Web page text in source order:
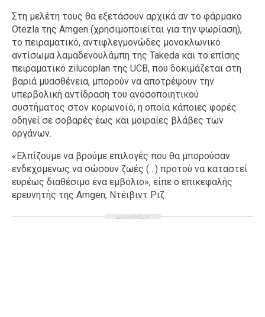
Στη μελέτη τους θα εξετάσουν αρχικά αν το φάρμακο
Otezla της Amgen (χρησιμοποιείται για την ψωρίαση),
το πειραματικό, αντιφλεγμονώδες μονοκλωνικό
αντίσωμα λαμαδενουλάμπη της Takeda και το επίσης
πειραματικό zilucoplan της UCB, που δοκιμάζεται στη
βαριά μυασθένεια, μπορούν να αποτρέψουν την
υπερβολική αντίδραση του ανοσοποιητικού
συστήματος στον κορωνοϊό, η οποία κάποιες φορές
οδηγεί σε σοβαρές έως και μοιραίες βλάβες των
οργάνων.
«Ελπίζουμε να βρούμε επιλογές που θα μπορούσαν
ενδεχομένως να σώσουν ζωές (…) προτού να καταστεί
ευρέως διαθέσιμο ένα εμβόλιο», είπε ο επικεφαλής
ερευνητής της Amgen, Ντέιβιντ Ριζ.
ΔΙΑΦΗΜΙΣΗ